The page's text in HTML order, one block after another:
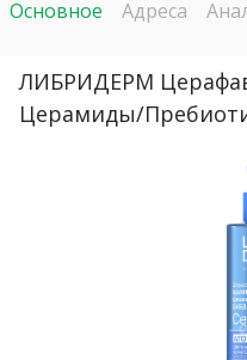
Основное Адреса
ЛИБРИДЕРМ
Церамиды/